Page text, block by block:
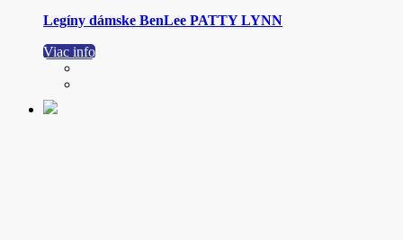
Legíny dámske BenLee PATTY LYNN
Viac info